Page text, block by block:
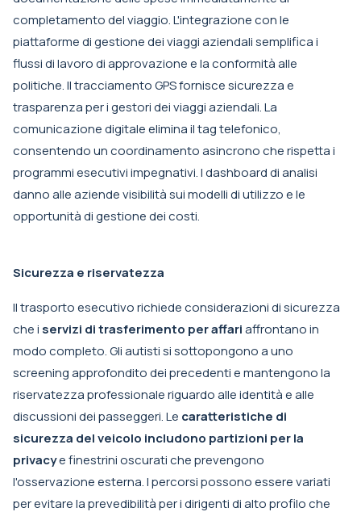
completamento del viaggio. L'integrazione con le
piattaforme di gestione dei viaggi aziendali semplifica i
flussi di lavoro di approvazione e la conformità alle
politiche. Il tracciamento GPS fornisce sicurezza e
trasparenza per i gestori dei viaggi aziendali. La
comunicazione digitale elimina il tag telefonico,
consentendo un coordinamento asincrono che rispetta i
programmi esecutivi impegnativi. I dashboard di analisi
danno alle aziende visibilità sui modelli di utilizzo e le
opportunità di gestione dei costi.
Sicurezza e riservatezza
Il trasporto esecutivo richiede considerazioni di sicurezza
che i servizi di trasferimento per affariaffrontano in
modo completo. Gli autisti si sottopongono a uno
screening approfondito dei precedenti e mantengono la
riservatezza professionale riguardo alle identità e alle
discussioni dei passeggeri. Le caratteristiche di
sicurezza del veicolo includono partizioni per la
privacye finestrini oscurati che prevengono
l'osservazione esterna. I percorsi possono essere variati
per evitare la prevedibilità per i dirigenti di alto profilo che